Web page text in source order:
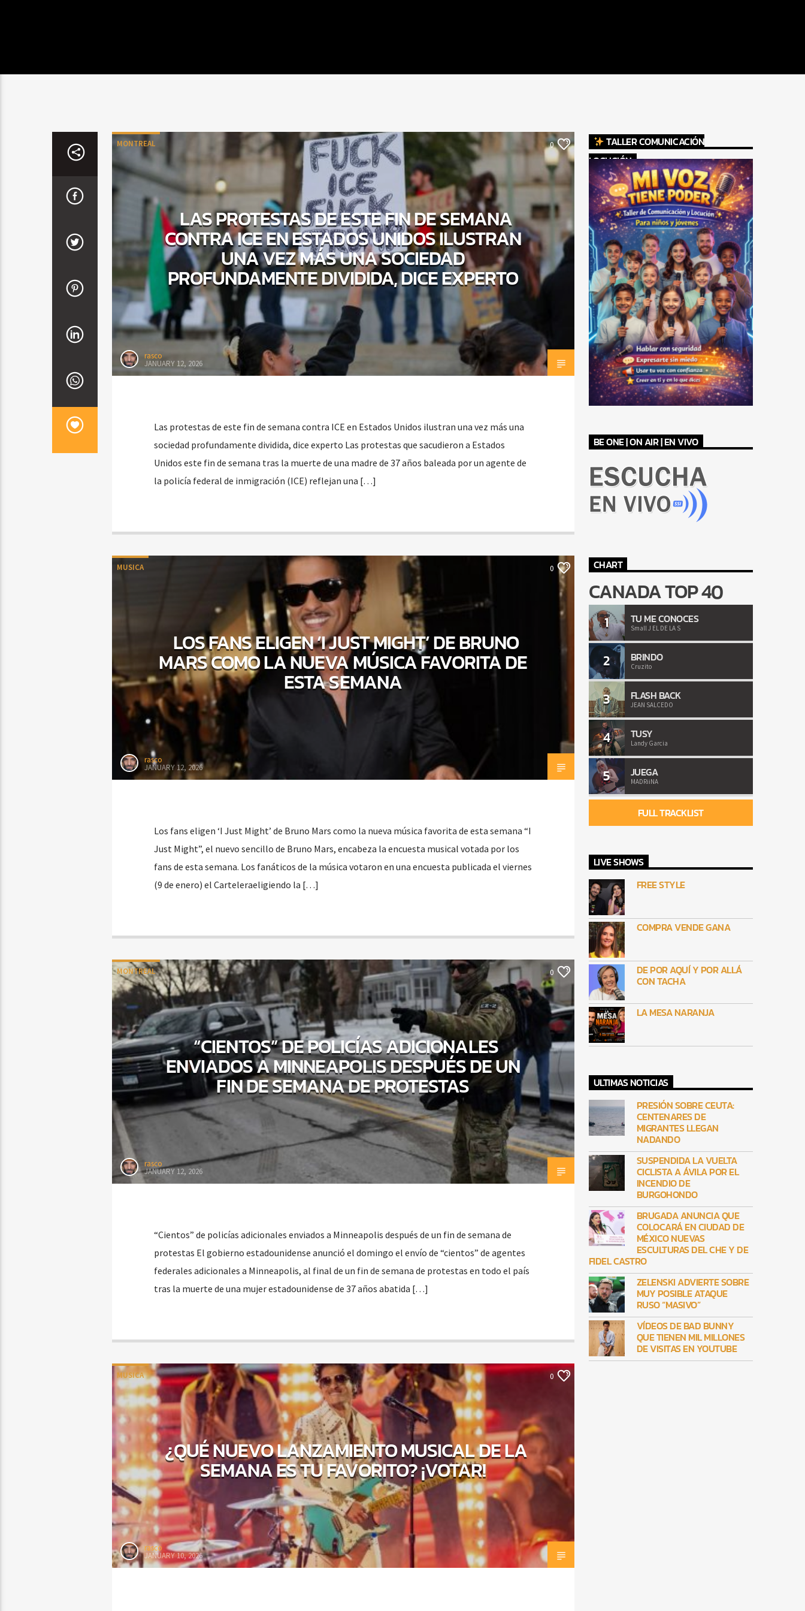
MONTREAL 0
LAS PROTESTAS DE ESTE FIN DE SEMANA
CONTRA ICE EN ESTADOS UNIDOS ILUSTRAN
UNA VEZ MÁS UNA SOCIEDAD
PROFUNDAMENTE DIVIDIDA, DICE EXPERTO
rasco
JANUARY 12, 2026
Las protestas de este fin de semana contra ICE en Estados Unidos ilustran una vez más una
sociedad profundamente dividida, dice experto Las protestas que sacudieron a Estados
Unidos este fin de semana tras la muerte de una madre de 37 años baleada por un agente de
la policía federal de inmigración (ICE) reflejan una […]
MUSICA 0
LOS FANS ELIGEN ‘I JUST MIGHT’ DE BRUNO
MARS COMO LA NUEVA MÚSICA FAVORITA DE
ESTA SEMANA
rasco
JANUARY 12, 2026
Los fans eligen ‘I Just Might’ de Bruno Mars como la nueva música favorita de esta semana “I
Just Might”, el nuevo sencillo de Bruno Mars, encabeza la encuesta musical votada por los
fans de esta semana. Los fanáticos de la música votaron en una encuesta publicada el viernes
(9 de enero) el Carteleraeligiendo la […]
MONTREAL 0
“CIENTOS” DE POLICÍAS ADICIONALES
ENVIADOS A MINNEAPOLIS DESPUÉS DE UN
FIN DE SEMANA DE PROTESTAS
rasco
JANUARY 12, 2026
“Cientos” de policías adicionales enviados a Minneapolis después de un fin de semana de
protestas El gobierno estadounidense anunció el domingo el envío de “cientos” de agentes
federales adicionales a Minneapolis, al final de un fin de semana de protestas en todo el país
tras la muerte de una mujer estadounidense de 37 años abatida […]
MUSICA 0
¿QUÉ NUEVO LANZAMIENTO MUSICAL DE LA
SEMANA ES TU FAVORITO? ¡VOTAR!
rasco
JANUARY 10, 2026
TALLER COMUNICACIÓN
LOCUCIÓN
BE ONE | ON AIR | EN VIVO
CHART
CANADA TOP 40
1 TU ME CONOCES
Small J EL DE LA S
2 BRINDO
Cruzito
3 FLASH BACK
JEAN SALCEDO
4 TUSY
Landy Garcia
5 JUEGA
MADRiiNA
FULL TRACKLIST
LIVE SHOWS
FREE STYLE
COMPRA VENDE GANA
DE POR AQUÍ Y POR ALLÁ
CON TACHA
LA MESA NARANJA
ULTIMAS NOTICIAS
PRESIÓN SOBRE CEUTA:
CENTENARES DE
MIGRANTES LLEGAN
NADANDO
SUSPENDIDA LA VUELTA
CICLISTA A ÁVILA POR EL
INCENDIO DE
BURGOHONDO
BRUGADA ANUNCIA QUE
COLOCARÁ EN CIUDAD DE
MÉXICO NUEVAS
ESCULTURAS DEL CHE Y DE
FIDEL CASTRO
ZELENSKI ADVIERTE SOBRE
MUY POSIBLE ATAQUE
RUSO “MASIVO”
VÍDEOS DE BAD BUNNY
QUE TIENEN MIL MILLONES
DE VISITAS EN YOUTUBE